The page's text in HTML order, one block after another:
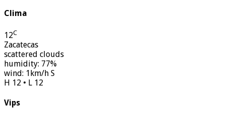
Clima
12C
Zacatecas
scattered clouds
humidity: 77%
wind: 1km/h S
H 12 • L 12
Vips